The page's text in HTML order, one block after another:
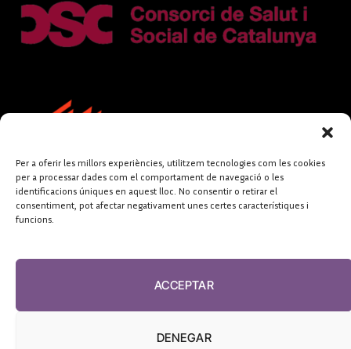
Per a oferir les millors experiències, utilitzem tecnologies com les cookies
per a processar dades com el comportament de navegació o les
identificacions úniques en aquest lloc. No consentir o retirar el
consentiment, pot afectar negativament unes certes característiques i
funcions.
ACCEPTAR
DENEGAR
FUNDACIÓ